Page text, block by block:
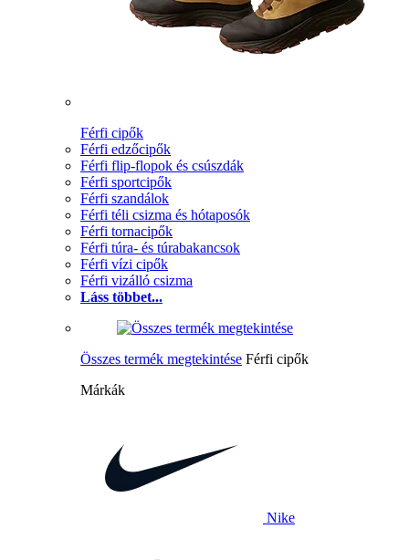
Férfi cipők
Férfi edzőcipők
Férfi flip-flopok és csúszdák
Férfi sportcipők
Férfi szandálok
Férfi téli csizma és hótaposók
Férfi tornacipők
Férfi túra- és túrabakancsok
Férfi vízi cipők
Férfi vizálló csizma
Láss többet...
Összes termék megtekintése Férfi cipők
Márkák
Nike